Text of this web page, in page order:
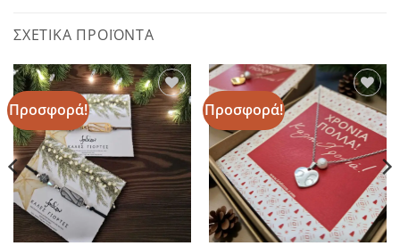
ΣΧΕΤΙΚΆ ΠΡΟΪΌΝΤΑ
Προσφορά!
Add to
wishlist
Προσφορά!
Add to
wishlist